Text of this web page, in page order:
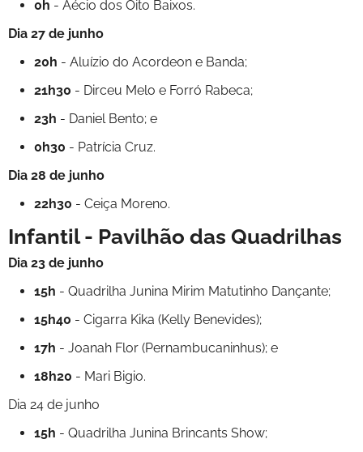
0h - Aécio dos Oito Baixos.
Dia 27 de junho
20h - Aluízio do Acordeon e Banda;
21h30 - Dirceu Melo e Forró Rabeca;
23h - Daniel Bento; e
0h30 - Patrícia Cruz.
Dia 28 de junho
22h30 - Ceiça Moreno.
Infantil - Pavilhão das Quadrilhas
Dia 23 de junho
15h - Quadrilha Junina Mirim Matutinho Dançante;
15h40 - Cigarra Kika (Kelly Benevides);
17h - Joanah Flor (Pernambucaninhus); e
18h20 - Mari Bigio.
Dia 24 de junho
15h - Quadrilha Junina Brincants Show;